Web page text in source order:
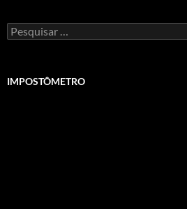
Pesquisar
por:
IMPOSTÔMETRO